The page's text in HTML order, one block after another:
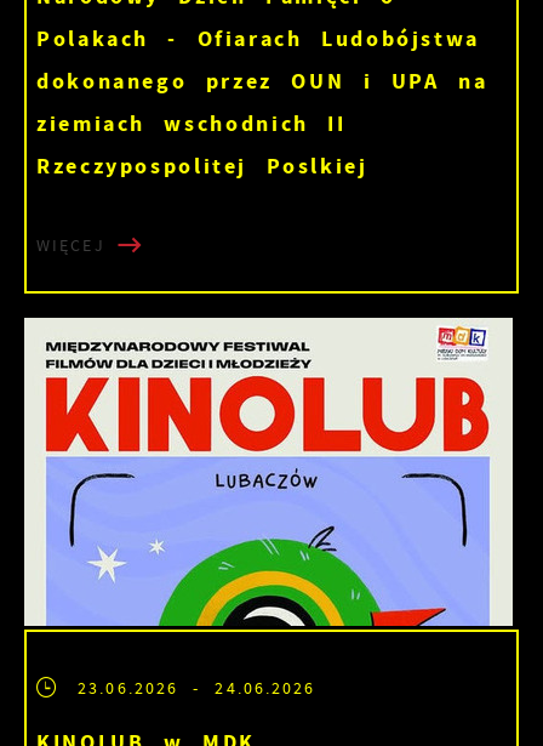
Polakach - Ofiarach Ludobójstwa
dokonanego przez OUN i UPA na
ziemiach wschodnich II
Rzeczypospolitej Poslkiej
WIĘCEJ
23.06.2026 - 24.06.2026